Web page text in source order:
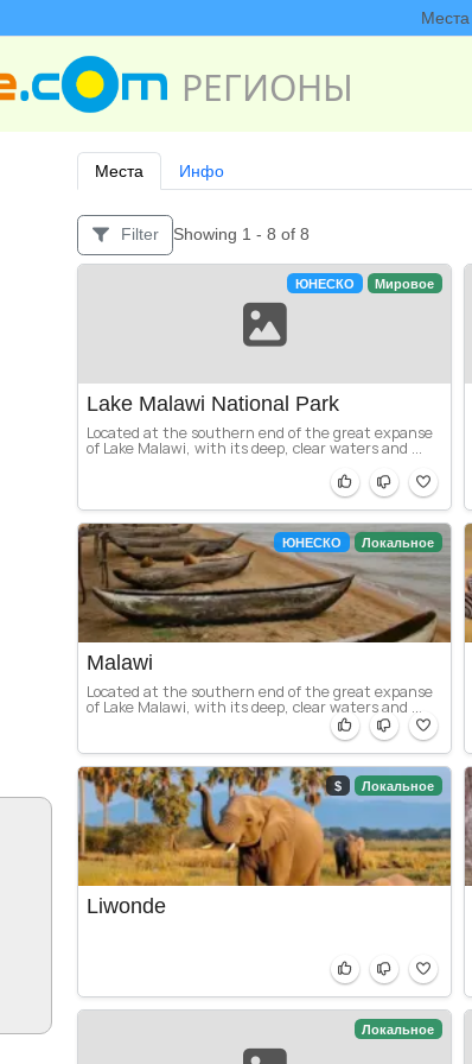
Места
РЕГИОНЫ
Места Инфо
Filter Showing 1 - 8 of 8
ЮНЕСКО Мировое
Lake Malawi National Park
Located at the southern end of the great expanse
of Lake Malawi, with its deep, clear waters and ...
ЮНЕСКО Локальное
Malawi
Located at the southern end of the great expanse
of Lake Malawi, with its deep, clear waters and ...
$ Локальное
Liwonde
Локальное